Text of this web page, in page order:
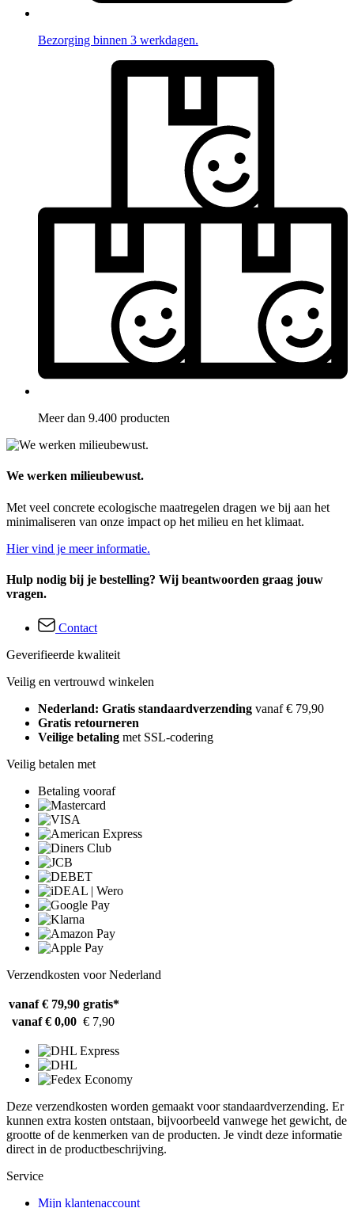
Bezorging binnen 3 werkdagen.
Meer dan 9.400 producten
We werken milieubewust.
Met veel concrete ecologische maatregelen dragen we bij aan het
minimaliseren van onze impact op het milieu en het klimaat.
Hier vind je meer informatie.
Hulp nodig bij je bestelling? Wij beantwoorden graag jouw
vragen.
Contact
Geverifieerde kwaliteit
Veilig en vertrouwd winkelen
Nederland: Gratis standaardverzending vanaf € 79,90
Gratis retourneren
Veilige betaling met SSL-codering
Veilig betalen met
Betaling vooraf
Verzendkosten voor Nederland
vanaf € 79,90 gratis*
vanaf € 0,00 € 7,90
Deze verzendkosten worden gemaakt voor standaardverzending. Er
kunnen extra kosten ontstaan, bijvoorbeeld vanwege het gewicht, de
grootte of de kenmerken van de producten. Je vindt deze informatie
direct in de productbeschrijving.
Service
Mijn klantenaccount